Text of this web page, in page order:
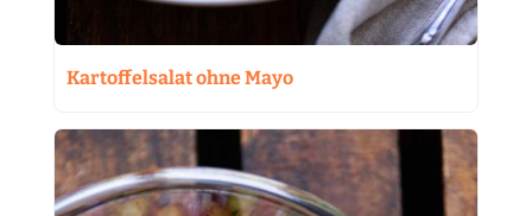
Kartoffelsalat ohne Mayo